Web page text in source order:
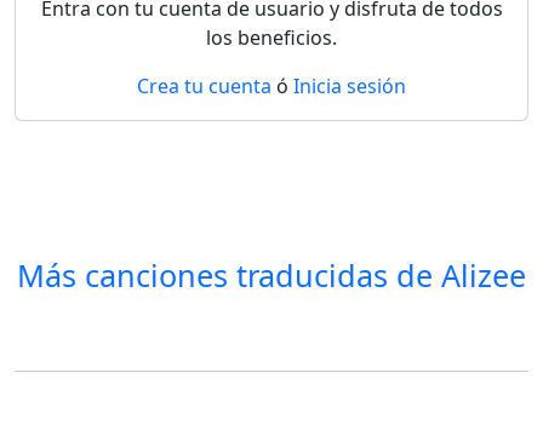
Entra con tu cuenta de usuario y disfruta de todos
los beneficios.
Crea tu cuenta ó Inicia sesión
Más canciones traducidas de Alizee